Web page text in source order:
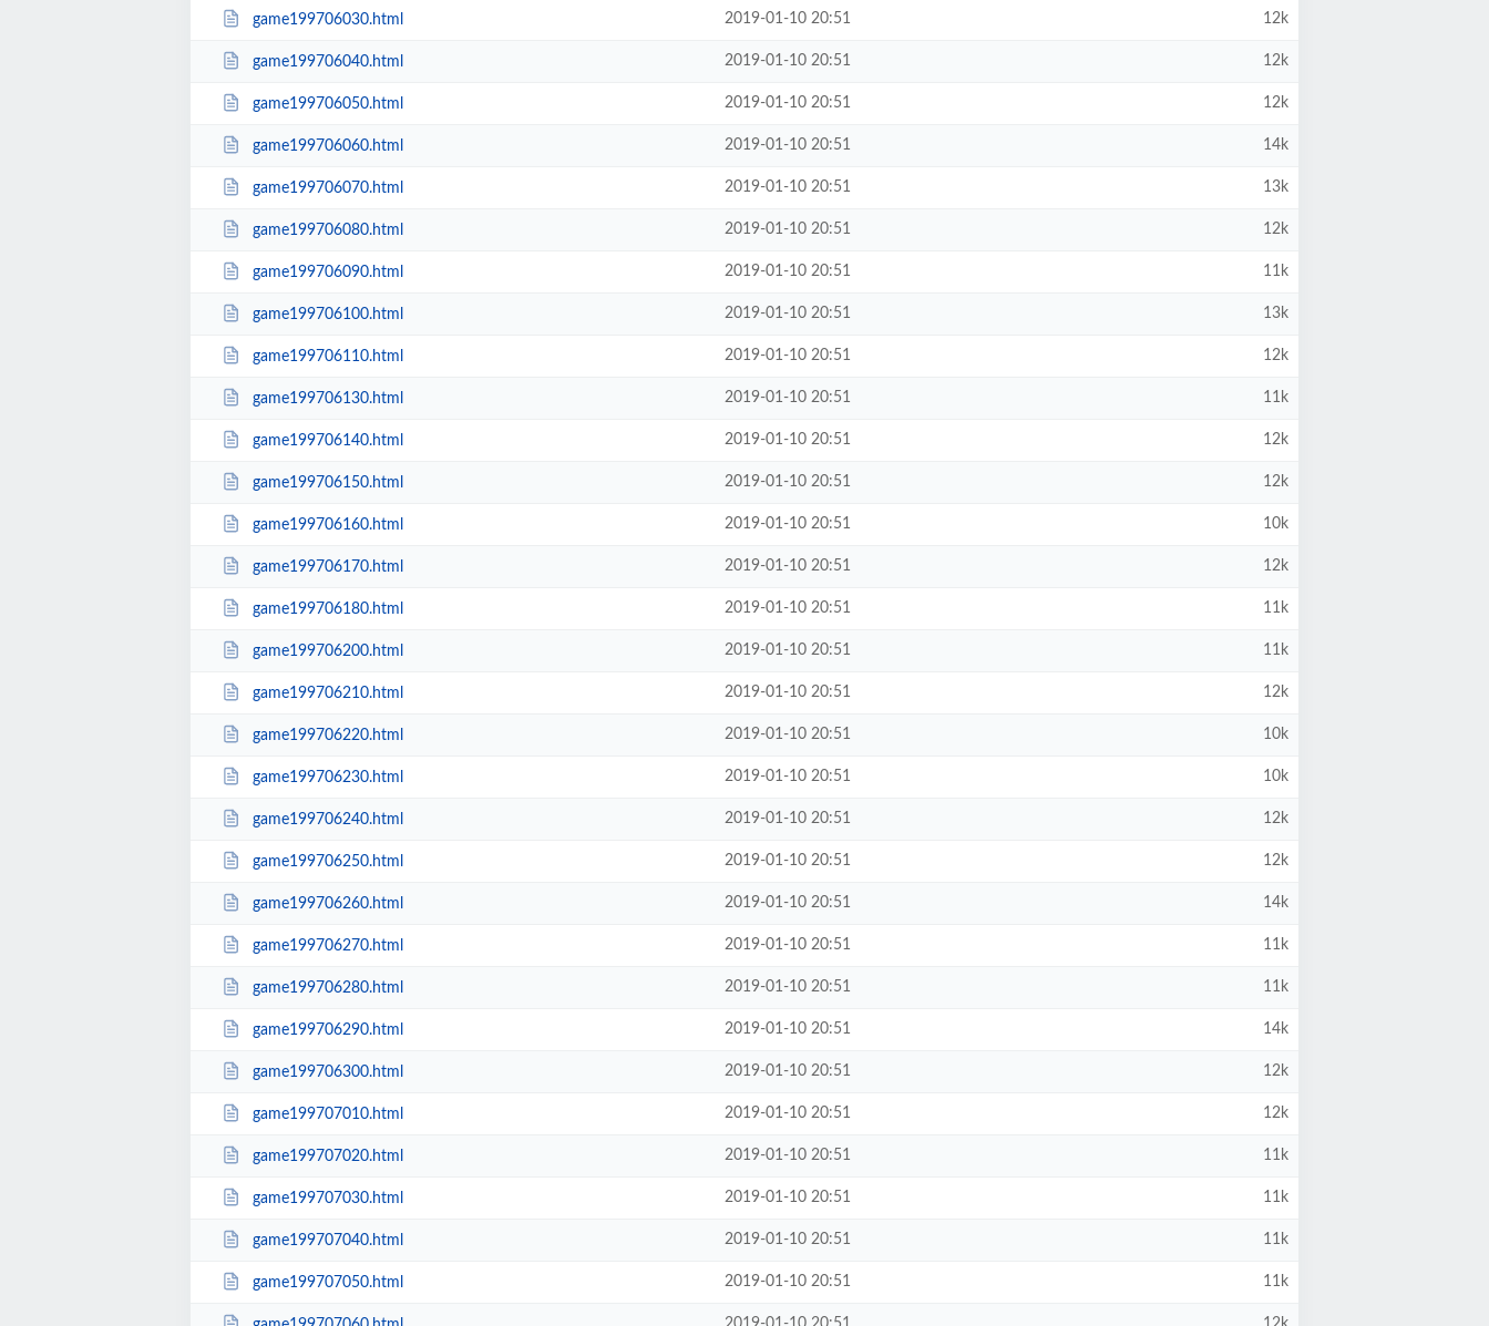
game199706030.html 2019-01-10 20:51 12k
game199706040.html 2019-01-10 20:51 12k
game199706050.html 2019-01-10 20:51 12k
game199706060.html 2019-01-10 20:51 14k
game199706070.html 2019-01-10 20:51 13k
game199706080.html 2019-01-10 20:51 12k
game199706090.html 2019-01-10 20:51 11k
game199706100.html 2019-01-10 20:51 13k
game199706110.html 2019-01-10 20:51 12k
game199706130.html 2019-01-10 20:51 11k
game199706140.html 2019-01-10 20:51 12k
game199706150.html 2019-01-10 20:51 12k
game199706160.html 2019-01-10 20:51 10k
game199706170.html 2019-01-10 20:51 12k
game199706180.html 2019-01-10 20:51 11k
game199706200.html 2019-01-10 20:51 11k
game199706210.html 2019-01-10 20:51 12k
game199706220.html 2019-01-10 20:51 10k
game199706230.html 2019-01-10 20:51 10k
game199706240.html 2019-01-10 20:51 12k
game199706250.html 2019-01-10 20:51 12k
game199706260.html 2019-01-10 20:51 14k
game199706270.html 2019-01-10 20:51 11k
game199706280.html 2019-01-10 20:51 11k
game199706290.html 2019-01-10 20:51 14k
game199706300.html 2019-01-10 20:51 12k
game199707010.html 2019-01-10 20:51 12k
game199707020.html 2019-01-10 20:51 11k
game199707030.html 2019-01-10 20:51 11k
game199707040.html 2019-01-10 20:51 11k
game199707050.html 2019-01-10 20:51 11k